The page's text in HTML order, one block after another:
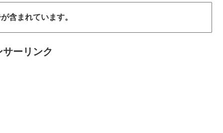
含まれています。
サーリンク